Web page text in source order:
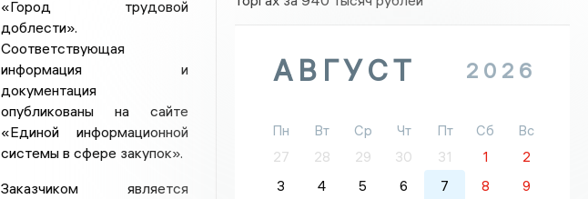
«Город трудовой
доблести».
Соответствующая
информация и
документация
опубликованы на сайте
«Единой информационной
системы в сфере закупок».
Заказчиком является
АВГУСТ 2026
Пн Вт Ср Чт Пт Сб
Вс
27
28 29 30 31 1
2
3
4 5 6 7 8
9